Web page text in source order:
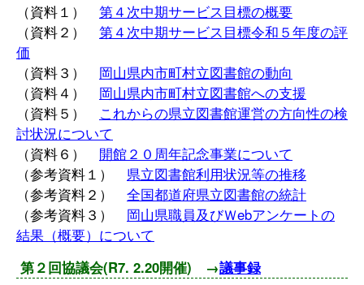
（資料１） 第４次中期サービス目標の概要
（資料２） 第４次中期サービス目標令和５年度の評
価
（資料３） 岡山県内市町村立図書館の動向
（資料４） 岡山県内市町村立図書館への支援
（資料５） これからの県立図書館運営の方向性の検
討状況について
（資料６） 開館２０周年記念事業について
（参考資料１） 県立図書館利用状況等の推移
（参考資料２） 全国都道府県立図書館の統計
（参考資料３） 岡山県職員及びＷebアンケートの
結果（概要）について
第２回協議会(R7. 2.20開催) →議事録